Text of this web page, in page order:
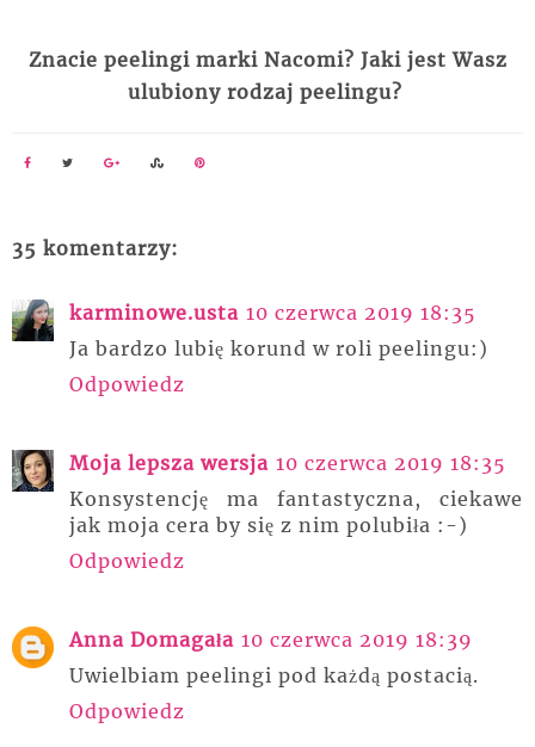
Znacie peelingi marki Nacomi? Jaki jest Wasz
ulubiony rodzaj peelingu?
35 komentarzy:
karminowe.usta 10 czerwca 2019 18:35
Ja bardzo lubię korund w roli peelingu:)
Odpowiedz
Moja lepsza wersja 10 czerwca 2019 18:35
Konsystencję ma fantastyczna, ciekawe
jak moja cera by się z nim polubiła :-)
Odpowiedz
Anna Domagała 10 czerwca 2019 18:39
Uwielbiam peelingi pod każdą postacią.
Odpowiedz